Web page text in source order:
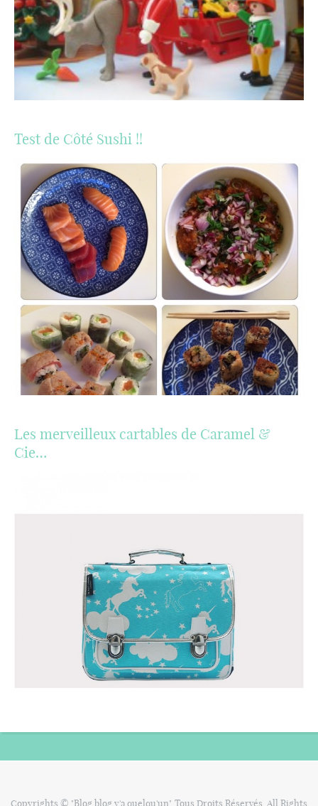
Test de Côté Sushi !!
Les merveilleux cartables de Caramel &
Cie…
Copyrights © "Blog blog y'a quelqu'un". Tous Droits Réservés. All Rights